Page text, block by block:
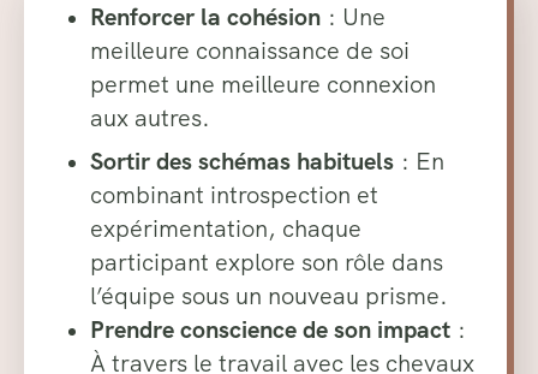
Renforcer la cohésion : Une
meilleure connaissance de soi
permet une meilleure connexion
aux autres.
Sortir des schémas habituels : En
combinant introspection et
expérimentation, chaque
participant explore son rôle dans
l’équipe sous un nouveau prisme.
Prendre conscience de son impact :
À travers le travail avec les chevaux